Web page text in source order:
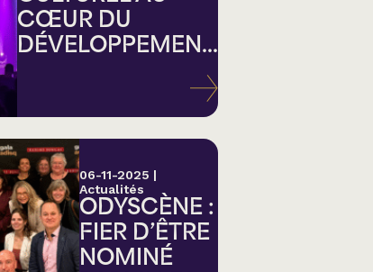
CŒUR DU
DÉVELOPPEMEN...
06-11-2025 |
Actualités
ODYSCÈNE :
FIER D’ÊTRE
NOMINÉ